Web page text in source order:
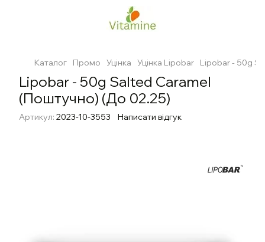
Каталог Промо Уцінка Уцінка Lipobar Lipobar - 50g
Lipobar - 50g Salted Caramel
(Поштучно) (До 02.25)
Артикул: 2023-10-3553 Написати відгук